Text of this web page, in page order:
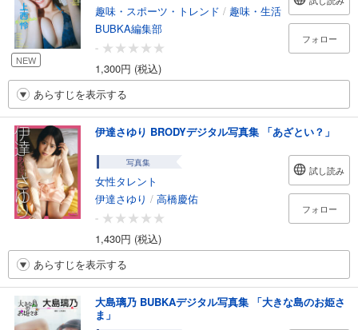
NEW
趣味・スポーツ・トレンド / 趣味・生活
BUBKA編集部
-
1,300円 (税込)
フォロー
あらすじを表示する
伊達さゆり BRODYデジタル写真集 「あざとい？」
写真集
女性タレント
伊達さゆり / 高橋慶佑
-
1,430円 (税込)
試し読み
フォロー
あらすじを表示する
大島璃乃 BUBKAデジタル写真集 「大きな島のお姫さ
ま」